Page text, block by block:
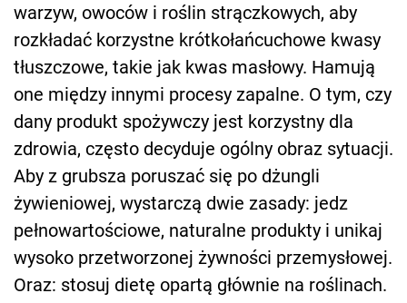
warzyw, owoców i roślin strączkowych, aby
rozkładać korzystne krótkołańcuchowe kwasy
tłuszczowe, takie jak kwas masłowy. Hamują
one między innymi procesy zapalne. O tym, czy
dany produkt spożywczy jest korzystny dla
zdrowia, często decyduje ogólny obraz sytuacji.
Aby z grubsza poruszać się po dżungli
żywieniowej, wystarczą dwie zasady: jedz
pełnowartościowe, naturalne produkty i unikaj
wysoko przetworzonej żywności przemysłowej.
Oraz: stosuj dietę opartą głównie na roślinach.